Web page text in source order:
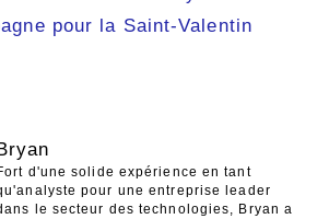
pour la Saint-Valentin
Bryan
d'une solide expérience en tant
pour une entreprise leader
le secteur des technologies, Bryan a